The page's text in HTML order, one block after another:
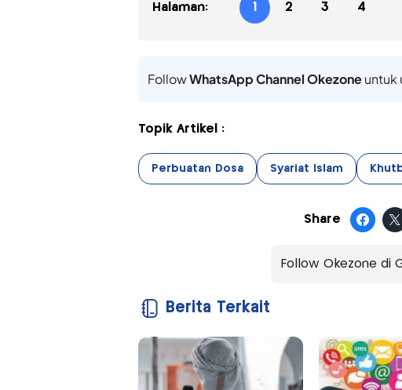
Halaman: 1 2 3 4
FollowWhatsApp Channel Okezoneuntuk
Topik Artikel :
Perbuatan Dosa Syariat Islam
Share
Follow Okezone di
Berita Terkait